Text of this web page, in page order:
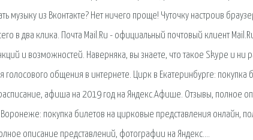
музыку из Вконтакте? Нет ничего проще! Чуточку настроив
в два клика. Почта Mail.Ru - официальный почтовый клиент
и возможностей. Наверняка, вы знаете, что такое Skype и ни
голосового общения в интернете. Цирк в Екатеринбурге: покупка
афиша на 2019 год на Яндекс.Афише. Отзывы, полное
покупка билетов на цирковые представления онлайн,
описание представлений, фотографии на Яндекс….